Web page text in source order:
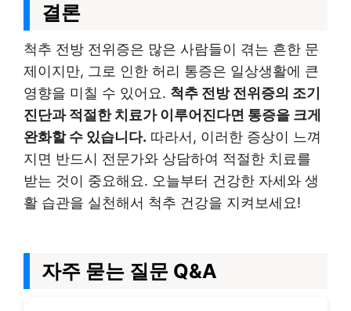
결론
척추 전방 전위증은 많은 사람들이 겪는 흔한 문
제이지만, 그로 인한 허리 통증은 일상생활에 큰
영향을 미칠 수 있어요. 척추 전방 전위증의 조기
진단과 적절한 치료가 이루어진다면 통증을 크게
완화할 수 있습니다. 따라서, 이러한 증상이 느껴
지면 반드시 전문가와 상담하여 적절한 치료를
받는 것이 중요해요. 오늘부터 건강한 자세와 생
활 습관을 실천해서 척추 건강을 지켜보세요!
자주 묻는 질문 Q&A